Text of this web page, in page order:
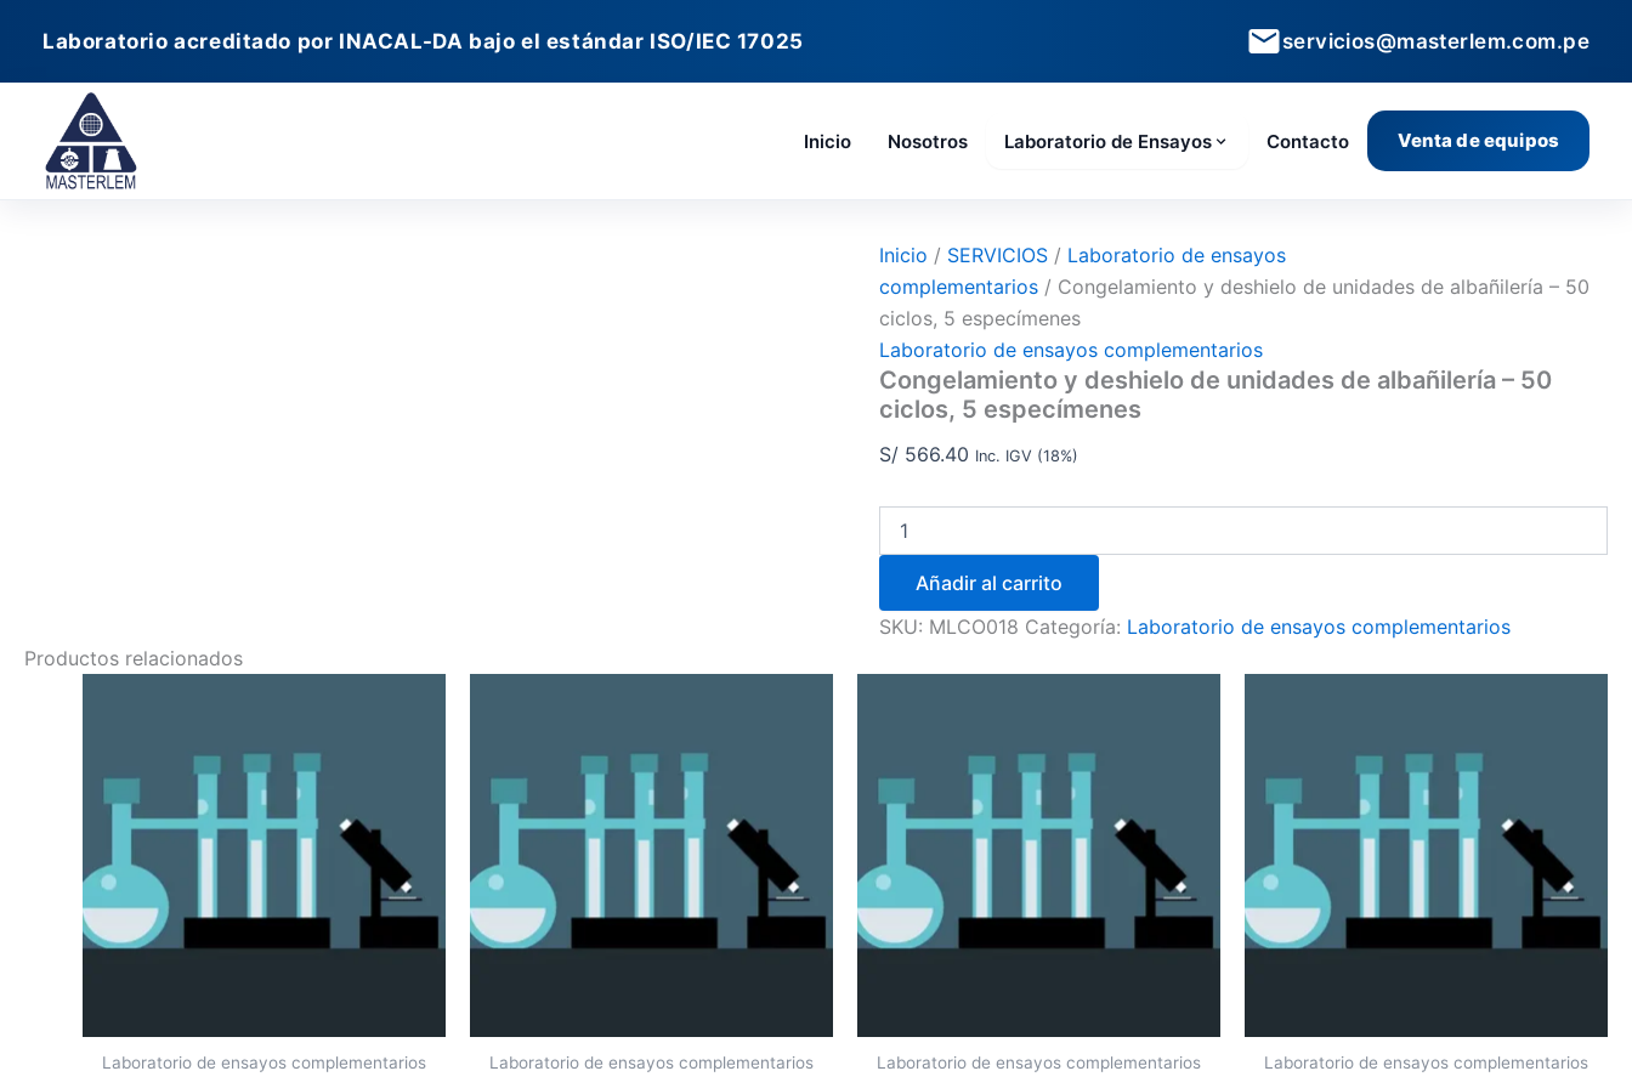
contenido
Laboratorio acreditado por INACAL-DA bajo el estándar ISO/IEC 17025 servicios@masterlem.com.pe
Inicio Nosotros Laboratorio de Ensayos Contacto Venta de equipos
Inicio / SERVICIOS / Laboratorio de ensayos
complementarios / Congelamiento y deshielo de unidades de albañilería – 50
ciclos, 5 especímenes
Laboratorio de ensayos complementarios
Congelamiento y deshielo de unidades de albañilería – 50
ciclos, 5 especímenes
S/ 566.40 Inc. IGV (18%)
de
de
albañilería
5
especímenes
cantidad
Añadir al carrito
SKU: MLCO018 Categoría: Laboratorio de ensayos complementarios
Productos relacionados
Laboratorio de ensayos complementarios Laboratorio de ensayos complementarios Laboratorio de ensayos complementarios Laboratorio de ensayos complementarios